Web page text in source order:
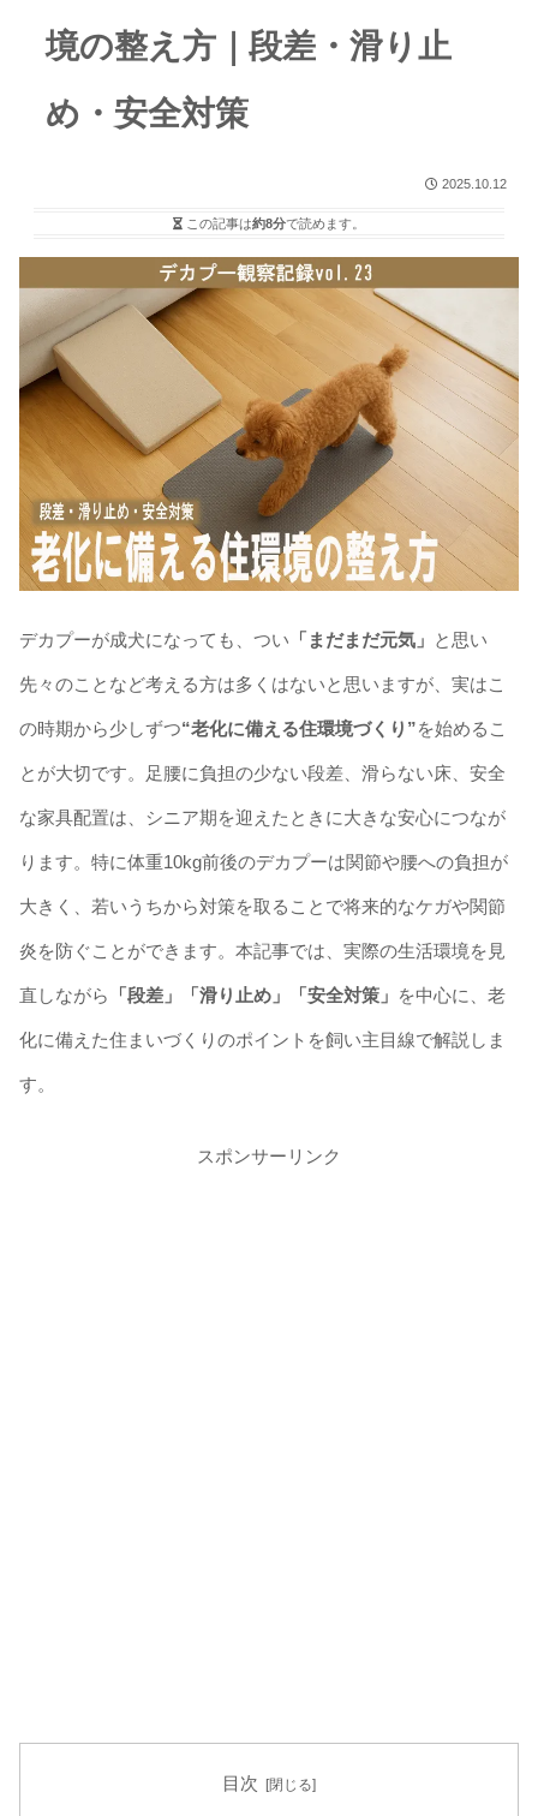
境の整え方｜段差・滑り止
め・安全対策
2025.10.12
この記事は約8分で読めます。
デカプーが成犬になっても、つい 「まだまだ元気」 と思い
先々のことなど考える方は多くはないと思いますが、実はこ
の時期から少しずつ“老化に備える住環境づくり”を始めるこ
とが大切です。足腰に負担の少ない段差、滑らない床、安全
な家具配置は、シニア期を迎えたときに大きな安心につなが
ります。特に体重10kg前後のデカプーは関節や腰への負担が
大きく、若いうちから対策を取ることで将来的なケガや関節
炎を防ぐことができます。本記事では、実際の生活環境を見
直しながら 「段差」「滑り止め」「安全対策」 を中心に、老
化に備えた住まいづくりのポイントを飼い主目線で解説しま
す。
スポンサーリンク
目次